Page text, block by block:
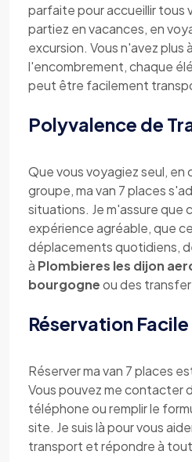
parfaite pour accueillir tous
partiez en vacances, en
excursion. Vous n'avez plus
l'encombrement, chaque
peut être facilement
Polyvalence de
Que vous voyagiez seul, en
groupe, ma van 7 places
situations. Je m'assure que
expérience agréable, que
déplacements quotidiens,
à Plombieres les dijon
bourgogneou des
Réservation Facile
Réserver ma van 7 places
Vous pouvez me contacter
téléphone ou remplir le
site. Je suis là pour vous
transport et répondre à